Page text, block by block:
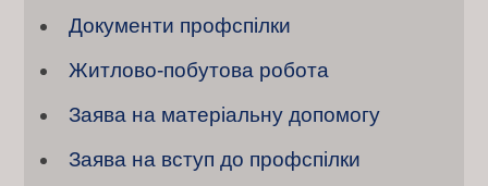
s
n
Документи профспілки
Житлово-побутова робота
Заява на матеріальну допомогу
Заява на вступ до профспілки